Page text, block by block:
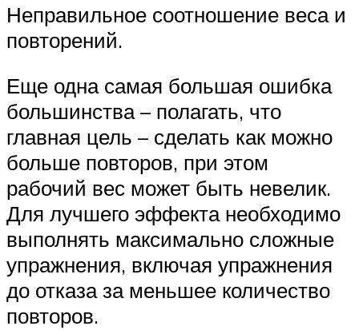
Неправильное соотношение веса и
повторений.
Еще одна самая большая ошибка
большинства – полагать, что
главная цель – сделать как можно
больше повторов, при этом
рабочий вес может быть невелик.
Для лучшего эффекта необходимо
выполнять максимально сложные
упражнения, включая упражнения
до отказа за меньшее количество
повторов.